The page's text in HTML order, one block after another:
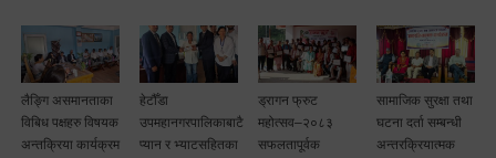
लैङ्गि असमानताका
विबिध पक्षहरु विषयक
अन्तक्रिया कार्यक्रम
हेटौँडा
उपमहानगरपालिकाबाटै
प्यान र भ्याटसहितका
ड्रागन फ्रुट
महोत्सव–२०८३
सफलतापूर्वक
सामाजिक सुरक्षा तथा
घटना दर्ता सम्बन्धी
अन्तरक्रियात्मक